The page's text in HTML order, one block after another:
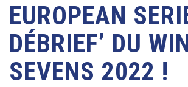
EUROPEAN
DÉBRIEF’ DU
SEVENS 2022 !